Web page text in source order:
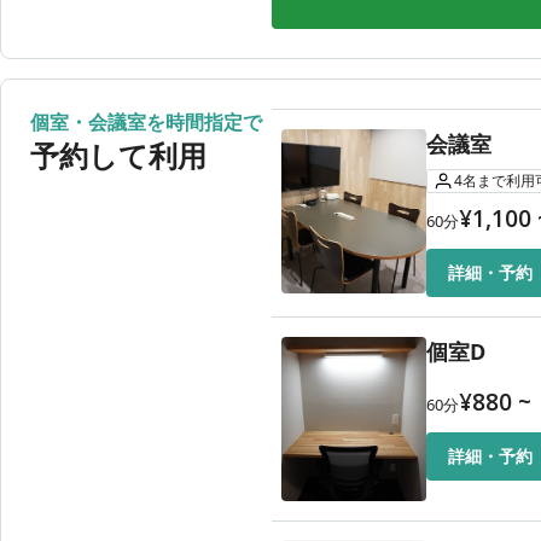
8月13日（木）
08:00
8月14日（金）
08:00
8月15日（土）
08:00
個室・会議室を時間指定で
予約して利用 会議室
4名 まで利用
60分¥1,100
詳細・予約
個室D
60分¥880 ~
詳細・予約